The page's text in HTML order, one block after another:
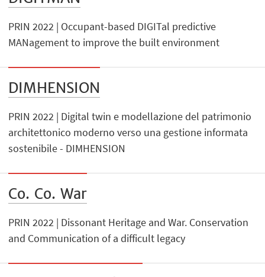
PRIN 2022 | Occupant-based DIGITal predictive
MANagement to improve the built environment
DIMHENSION
PRIN 2022 | Digital twin e modellazione del patrimonio
architettonico moderno verso una gestione informata
sostenibile - DIMHENSION
Co. Co. War
PRIN 2022 | Dissonant Heritage and War. Conservation
and Communication of a difficult legacy